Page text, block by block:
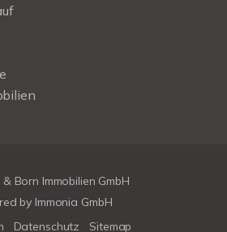
Born Immobilien GmbH
by Immonia GmbH
Datenschutz Sitemap